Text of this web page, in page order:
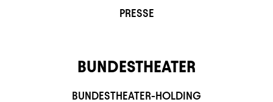
PRESSE
BUNDESTHEATER
BUNDESTHEATER-HOLDING